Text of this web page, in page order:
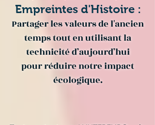
Empreintes d'Histoire :
Partager les valeurs de l'ancien
temps tout en utilisant la
technicité d’aujourd’hui
pour réduire notre impact
écologique.